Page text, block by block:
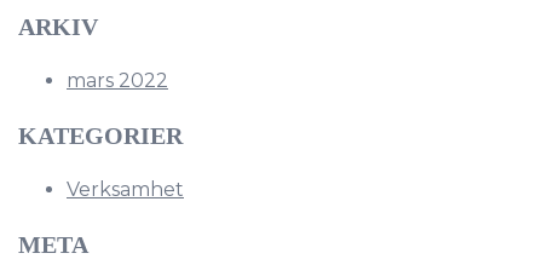
ARKIV
mars 2022
KATEGORIER
Verksamhet
META